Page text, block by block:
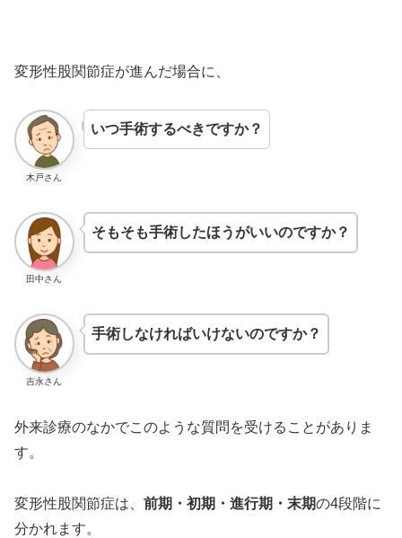
変形性股関節症が進んだ場合に、
木戸さん
いつ手術するべきですか？
田中さん
そもそも手術したほうがいいのですか？
吉永さん
手術しなければいけないのですか？
外来診療のなかでこのような質問を受けることがありま
す。
変形性股関節症は、 前期・初期・進行期・末期の4段階に
分かれます。